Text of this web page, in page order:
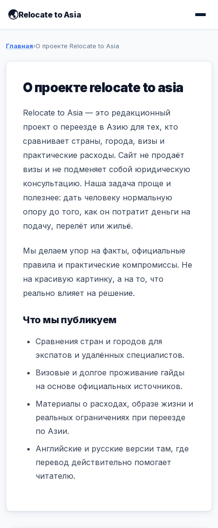
Relocate to Asia
Главная›О проекте Relocate to Asia
О проекте relocate to asia
Relocate to Asia — это редакционный
проект о переезде в Азию для тех, кто
сравнивает страны, города, визы и
практические расходы. Сайт не продаёт
визы и не подменяет собой юридическую
консультацию. Наша задача проще и
полезнее: дать человеку нормальную
опору до того, как он потратит деньги на
подачу, перелёт или жильё.
Мы делаем упор на факты, официальные
правила и практические компромиссы. Не
на красивую картинку, а на то, что
реально влияет на решение.
Что мы публикуем
Сравнения стран и городов для
экспатов и удалённых специалистов.
Визовые и долгое проживание гайды
на основе официальных источников.
Материалы о расходах, образе жизни и
реальных ограничениях при переезде
по Азии.
Английские и русские версии там, где
перевод действительно помогает
читателю.